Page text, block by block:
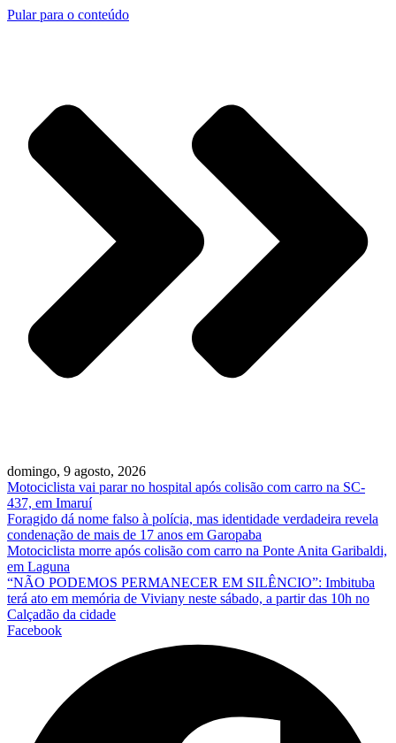
Pular para o conteúdo
domingo, 9 agosto, 2026
Motociclista vai parar no hospital após colisão com carro na SC-
437, em Imaruí
Foragido dá nome falso à polícia, mas identidade verdadeira revela
condenação de mais de 17 anos em Garopaba
Motociclista morre após colisão com carro na Ponte Anita Garibaldi,
em Laguna
“NÃO PODEMOS PERMANECER EM SILÊNCIO”: Imbituba
terá ato em memória de Viviany neste sábado, a partir das 10h no
Calçadão da cidade
Facebook